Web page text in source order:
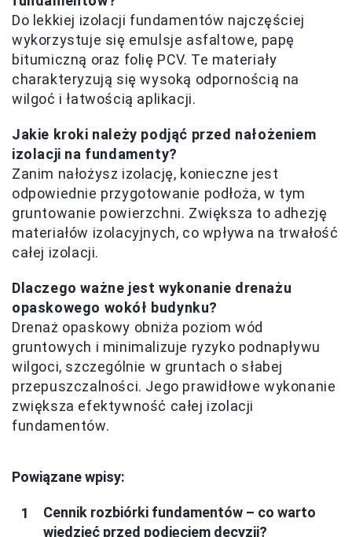
Do lekkiej izolacji fundamentów najczęściej
wykorzystuje się emulsje asfaltowe, papę
bitumiczną oraz folię PCV. Te materiały
charakteryzują się wysoką odpornością na
wilgoć i łatwością aplikacji.
Jakie kroki należy podjąć przed nałożeniem
izolacji na fundamenty?
Zanim nałożysz izolację, konieczne jest
odpowiednie przygotowanie podłoża, w tym
gruntowanie powierzchni. Zwiększa to adhezję
materiałów izolacyjnych, co wpływa na trwałość
całej izolacji.
Dlaczego ważne jest wykonanie drenażu
opaskowego wokół budynku?
Drenaż opaskowy obniża poziom wód
gruntowych i minimalizuje ryzyko podnapływu
wilgoci, szczególnie w gruntach o słabej
przepuszczalności. Jego prawidłowe wykonanie
zwiększa efektywność całej izolacji
fundamentów.
Powiązane wpisy:
Cennik rozbiórki fundamentów – co warto
wiedzieć przed podjęciem decyzji?